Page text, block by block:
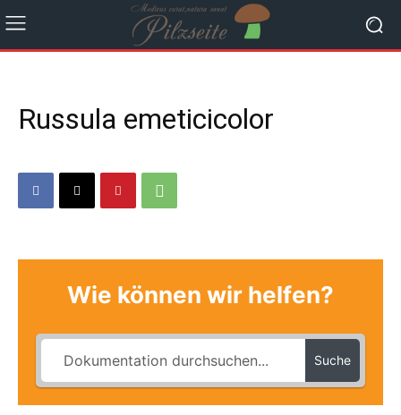
Russula emeticicolor
Wie können wir helfen?
Suche